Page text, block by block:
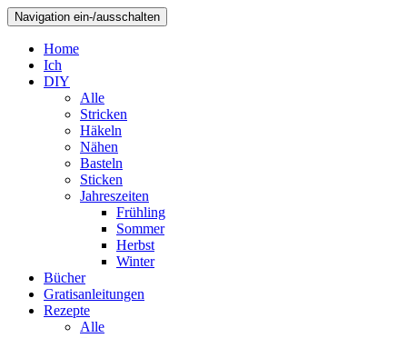
Navigation ein-/ausschalten
Home
Ich
DIY
Alle
Stricken
Häkeln
Nähen
Basteln
Sticken
Jahreszeiten
Frühling
Sommer
Herbst
Winter
Bücher
Gratisanleitungen
Rezepte
Alle